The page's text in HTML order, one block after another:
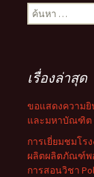
ค้นหา
สำหรับ:
เรื่องล่าสุด
ขอแสดงความ
และมหาบัณฑิต
การเยี่ยมชมโร
ผลิตผลิตภัณฑ์พ
การสอนวิชา